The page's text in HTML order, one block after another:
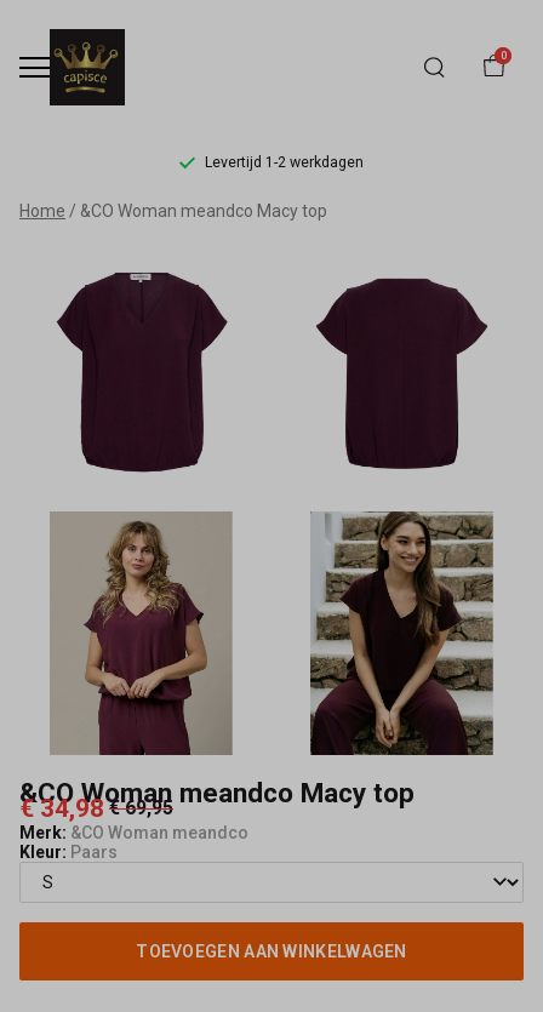
0
Levertijd 1-2 werkdagen
&CO
Woman
meandco
Macy
Capisce
Mode
Home &CO Woman meandco Macy top
&CO Woman meandco Macy top
€ 34,98 € 69,95
Merk: &CO Woman meandco
Kleur: Paars
TOEVOEGEN AAN WINKELWAGEN